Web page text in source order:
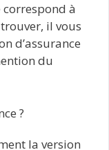
correspond à
il vous
d’assurance
du
?
la version